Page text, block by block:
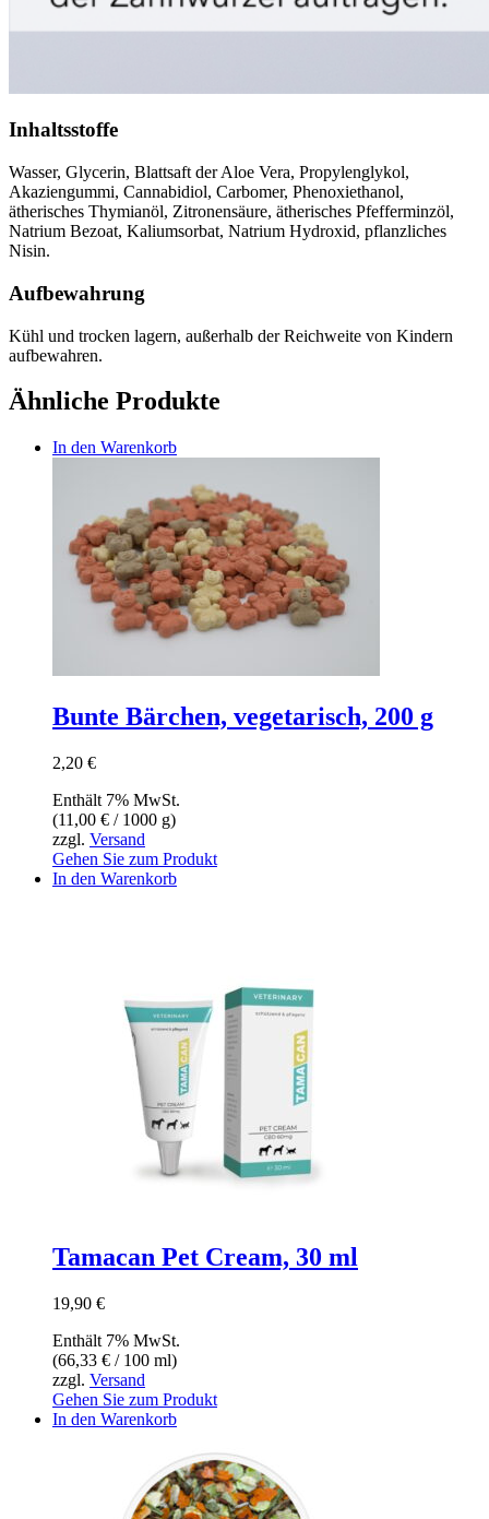
Inhaltsstoffe
Wasser, Glycerin, Blattsaft der Aloe Vera, Propylenglykol,
Akaziengummi, Cannabidiol, Carbomer, Phenoxiethanol,
ätherisches Thymianöl, Zitronensäure, ätherisches Pfefferminzöl,
Natrium Bezoat, Kaliumsorbat, Natrium Hydroxid, pflanzliches
Nisin.
Aufbewahrung
Kühl und trocken lagern, außerhalb der Reichweite von Kindern
aufbewahren.
Ähnliche Produkte
In den Warenkorb
Bunte Bärchen, vegetarisch, 200 g
2,20 €
Enthält 7% MwSt.
(11,00 € / 1000 g)
zzgl. Versand
Gehen Sie zum Produkt
In den Warenkorb
Tamacan Pet Cream, 30 ml
19,90 €
Enthält 7% MwSt.
(66,33 € / 100 ml)
zzgl. Versand
Gehen Sie zum Produkt
In den Warenkorb